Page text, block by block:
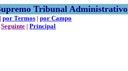
Tribunal Administrativo
| por Termos | por Campo
Seguinte | Principal